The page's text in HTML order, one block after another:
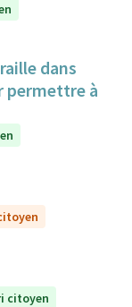
dans
permettre à
citoyen